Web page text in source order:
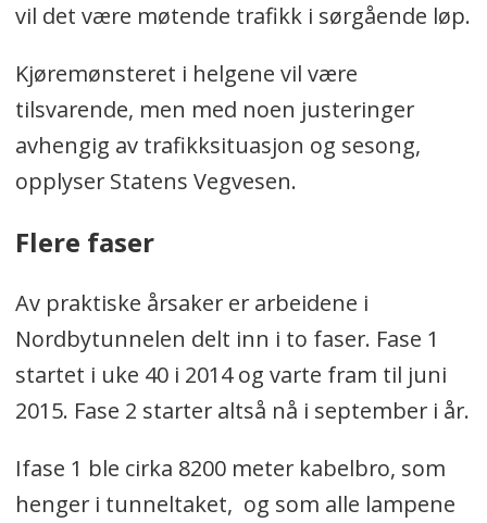
vil det være møtende trafikk i sørgående løp.
Kjøremønsteret i helgene vil være
tilsvarende, men med noen justeringer
avhengig av trafikksituasjon og sesong,
opplyser Statens Vegvesen.
Flere faser
Av praktiske årsaker er arbeidene i
Nordbytunnelen delt inn i to faser. Fase 1
startet i uke 40 i 2014 og varte fram til juni
2015. Fase 2 starter altså nå i september i år.
Ifase 1 ble cirka 8200 meter kabelbro, som
henger i tunneltaket, og som alle lampene